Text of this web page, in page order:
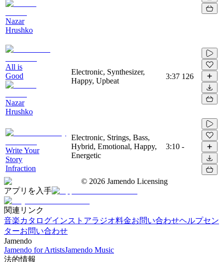
Nazar
Hrushko
All is
Good
Nazar
Hrushko
Electronic, Synthesizer,
Happy, Upbeat
3:37 126
Write Your
Story
Infraction
Electronic, Strings, Bass,
Hybrid, Emotional, Happy,
Energetic
3:10 -
© 2026 Jamendo Licensing
アプリを入手
関連リンク
音楽カタログインストアラジオ料金お問い合わせヘルプセン
ターお問い合わせ
Jamendo
Jamendo for ArtistsJamendo Music
法的情報